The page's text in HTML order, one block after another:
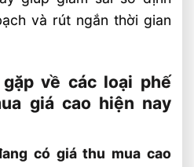
và rút ngắn thời gian
về các loại phế
giá cao hiện nay
có giá thu mua cao